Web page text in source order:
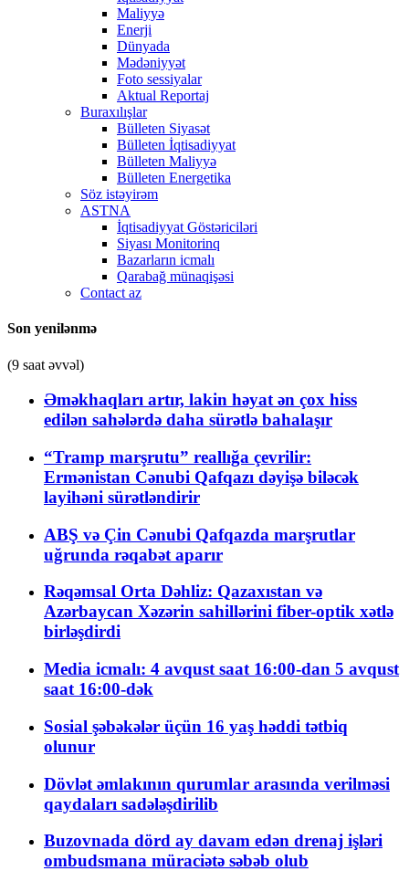
Maliyyə
Enerji
Dünyada
Mədəniyyət
Foto sessiyalar
Aktual Reportaj
Buraxılışlar
Bülleten Siyasət
Bülleten İqtisadiyyat
Bülleten Maliyyə
Bülleten Energetika
Söz istəyirəm
ASTNA
İqtisadiyyat Göstəriciləri
Siyası Monitorinq
Bazarların icmalı
Qarabağ münaqişəsi
Contact az
Son yenilənmə
(9 saat əvvəl)
Əməkhaqları artır, lakin həyat ən çox hiss
edilən sahələrdə daha sürətlə bahalaşır
“Tramp marşrutu” reallığa çevrilir:
Ermənistan Cənubi Qafqazı dəyişə biləcək
layihəni sürətləndirir
ABŞ və Çin Cənubi Qafqazda marşrutlar
uğrunda rəqabət aparır
Rəqəmsal Orta Dəhliz: Qazaxıstan və
Azərbaycan Xəzərin sahillərini fiber-optik xətlə
birləşdirdi
Media icmalı: 4 avqust saat 16:00-dan 5 avqust
saat 16:00-dək
Sosial şəbəkələr üçün 16 yaş həddi tətbiq
olunur
Dövlət əmlakının qurumlar arasında verilməsi
qaydaları sadələşdirilib
Buzovnada dörd ay davam edən drenaj işləri
ombudsmana müraciətə səbəb olub